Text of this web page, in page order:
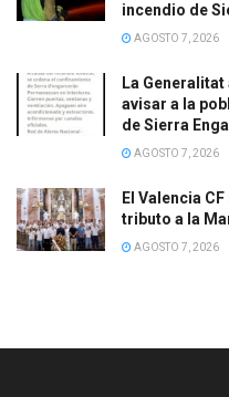
incendio de
AGOSTO 7, 2026
La
avisar a la
de Sierra
AGOSTO 7, 2026
El Valencia
tributo a la
AGOSTO 7, 2026